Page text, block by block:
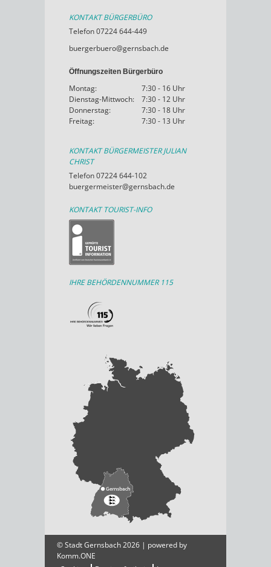
KONTAKT BÜRGERBÜRO
Telefon 07224 644-449
buergerbuero@gernsbach.de
Öffnungszeiten Bürgerbüro
Montag:
7:30 - 16 Uhr
Dienstag-Mittwoch:
7:30 - 12 Uhr
Donnerstag:
7:30 - 18 Uhr
Freitag:
7:30 - 13 Uhr
KONTAKT BÜRGERMEISTER JULIAN
CHRIST
Telefon 07224 644-102
buergermeister@gernsbach.de
KONTAKT TOURIST-INFO
IHRE BEHÖRDENNUMMER 115
© Stadt Gernsbach 2026 | powered by
Komm.ONE